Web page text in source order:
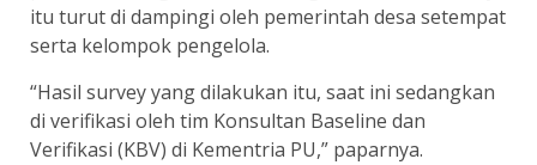
itu turut di dampingi oleh pemerintah desa setempat
serta kelompok pengelola.
“Hasil survey yang dilakukan itu, saat ini sedangkan
di verifikasi oleh tim Konsultan Baseline dan
Verifikasi (KBV) di Kementria PU,” paparnya.